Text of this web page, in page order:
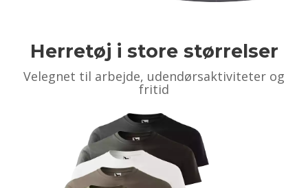
Herretøj i store størrelser
Velegnet til arbejde, udendørsaktiviteter og
fritid